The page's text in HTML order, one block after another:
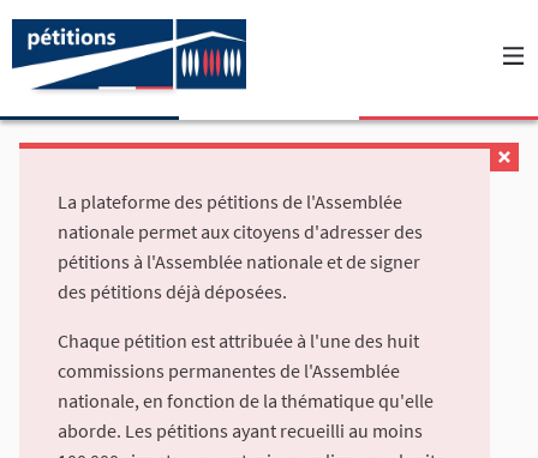
La plateforme des pétitions de l'Assemblée
nationale permet aux citoyens d'adresser des
pétitions à l'Assemblée nationale et de signer
des pétitions déjà déposées.
Chaque pétition est attribuée à l'une des huit
commissions permanentes de l'Assemblée
nationale, en fonction de la thématique qu'elle
aborde. Les pétitions ayant recueilli au moins